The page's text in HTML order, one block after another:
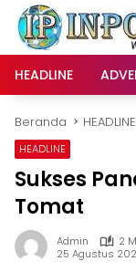
Langsung
konten
HEADLINE
Beranda HEADLINE
HEADLINE
Sukses
Tomat
Admin
2
25 Agustus